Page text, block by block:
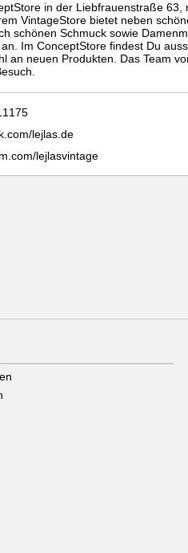
in der Liebfrauenstraße 63,
VintageStore bietet neben
schönen Schmuck sowie
Im ConceptStore findest Du
an neuen Produkten. Das Team
lejlas.de
lejlasvintage